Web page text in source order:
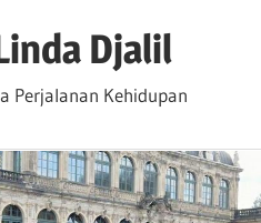
Djalil
Perjalanan Kehidupan